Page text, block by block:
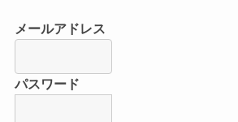
メールアドレス
パスワード